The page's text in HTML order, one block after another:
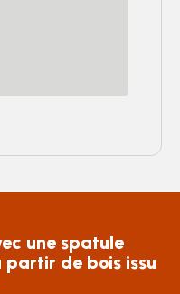
une spatule
de bois issu